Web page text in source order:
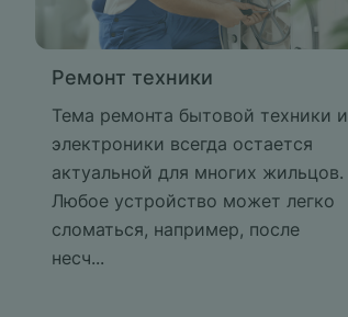
Ремонт техники
Тема ремонта бытовой техники и
электроники всегда остается
актуальной для многих жильцов.
Любое устройство может легко
сломаться, например, после
несч...